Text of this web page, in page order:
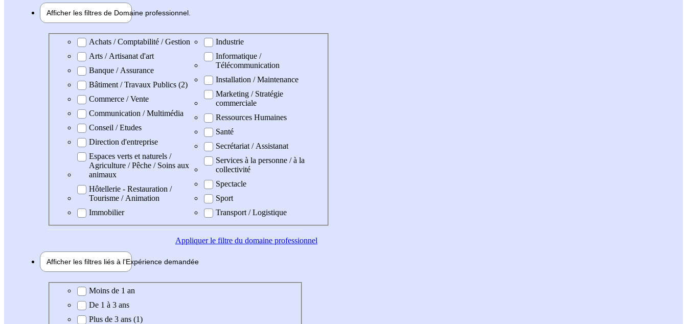
Afficher les filtres de Domaine professionnel
Domaine professionel
Achats / Comptabilité / Gestion
Arts / Artisanat d'art
Banque / Assurance
Bâtiment / Travaux Publics (2)
Commerce / Vente
Communication / Multimédia
Conseil / Etudes
Direction d'entreprise
Espaces verts et naturels /
Agriculture / Pêche / Soins aux
animaux
Hôtellerie - Restauration /
Tourisme / Animation
Immobilier
Industrie
Informatique /
Télécommunication
Installation / Maintenance
Marketing / Stratégie
commerciale
Ressources Humaines
Santé
Secrétariat / Assistanat
Services à la personne / à la
collectivité
Spectacle
Sport
Transport / Logistique
Appliquerle filtre du domaine professionnel
Afficher les filtres liés à l'Expérience demandée
Expérience demandée
Moins de 1 an
De 1 à 3 ans
Plus de 3 ans (1)